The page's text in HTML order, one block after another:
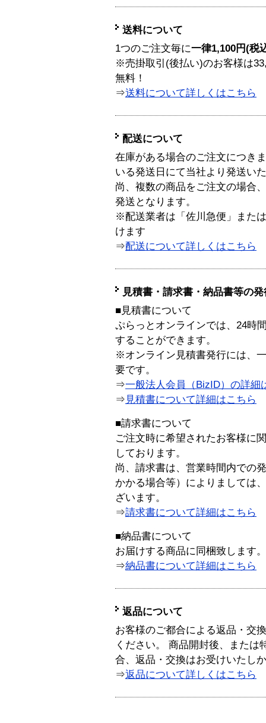
送料について
1つのご注文毎に一律1,100円(税
※売掛取引(後払い)のお客様は
無料！
⇒送料について詳しくはこちら
配送について
在庫がある場合のご注文につき
いる発送日にて当社より発送い
尚、複数の商品をご注文の場合
発送となります。
※配送業者は「佐川急便」また
けます
⇒配送について詳しくはこちら
見積書・請求書・納品書等の
■見積書について
ぷらっとオンラインでは、24時
することができます。
※オンライン見積書発行には、
要です。
⇒一般法人会員（BizID）の詳細
⇒ 見積書について詳細はこちら
■請求書について
ご注文時に希望されたお客様に
しております。
尚、請求書は、営業時間内での
かかる場合等）によりましては
ざいます。
⇒請求書について詳細はこちら
■納品書について
お届けする商品に同梱致します。
⇒納品書について詳細はこちら
返品について
お客様のご都合による返品・交
ください。 商品開封後、または
合、返品・交換はお受けいたし
⇒返品について詳しくはこちら